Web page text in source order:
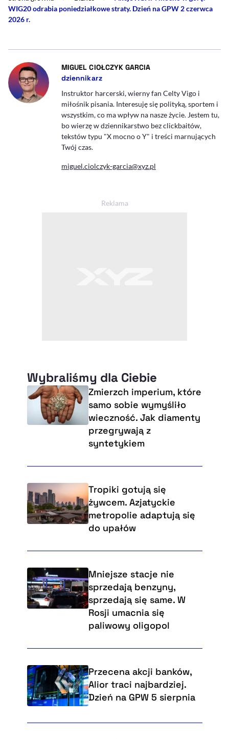
Wybraliśmy dla Ciebie
Zmierzch imperium, które
samo sobie wymyśliło
wieczność. Jak diamenty
przegrywają z
syntetykiem
Tropiki gotują się
żywcem. Azjatyckie
metropolie adaptują się
do upałów
Mniejsze stacje nie
sprzedają benzyny,
sprzedają się same. W
Rosji umacnia się
paliwowy oligopol
Przecena akcji banków,
Alior traci najbardziej.
Dzień na GPW 5 sierpnia
WIG20 odrabia poniedziałkowe straty. Dzień na GPW 2 czerwca
2026 r.
MIGUEL CIOŁCZYK GARCIA
dziennikarz
Instruktor harcerski, wierny fan Celty Vigo i
miłośnik pisania. Interesuję się polityką, sportem i
wszystkim, co ma wpływ na nasze życie. Jestem tu,
bo wierzę w dziennikarstwo bez clickbaitów,
tekstów typu "X mocno o Y" i treści marnujących
Twój czas.
miguel.ciolczyk-garcia@xyz.pl